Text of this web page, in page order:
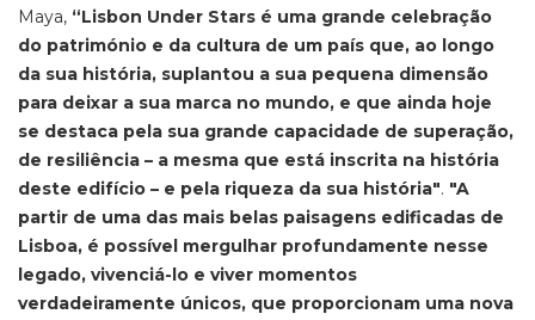
Maya, “Lisbon Under Stars é uma grande celebração
do património e da cultura de um país que, ao longo
da sua história, suplantou a sua pequena dimensão
para deixar a sua marca no mundo, e que ainda hoje
se destaca pela sua grande capacidade de superação,
de resiliência – a mesma que está inscrita na história
deste edifício – e pela riqueza da sua história". "A
partir de uma das mais belas paisagens edificadas de
Lisboa, é possível mergulhar profundamente nesse
legado, vivenciá-lo e viver momentos
verdadeiramente únicos, que proporcionam uma nova